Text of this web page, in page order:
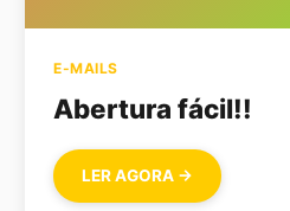
E-MAILS
Abertura fácil!!
LER AGORA →